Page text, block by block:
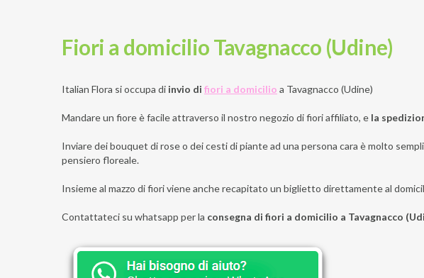
Fiori a domicilio Tavagnacco (Udine)
Italian Flora si occupa di invio di fiori a domicilio a Tavagnacco (Udine)
Mandare un fiore è facile attraverso il nostro negozio di fiori affiliato, e la
Inviare dei bouquet di rose o dei cesti di piante ad una persona cara è molto
pensiero floreale.
Insieme al mazzo di fiori viene anche recapitato un biglietto direttamente al
Contattateci su whatsapp per la consegna di fiori a domicilio a Tavagnacco